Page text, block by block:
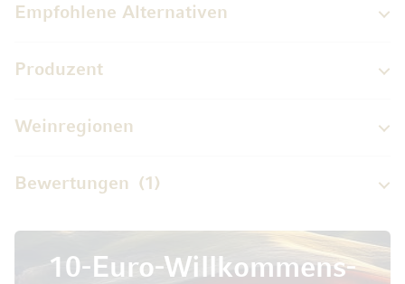
Empfohlene Alternativen
Produzent
Weinregionen
Bewertungen 1
10-Euro-Willkommens-